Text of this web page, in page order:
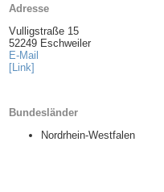
Adresse
Vulligstraße 15
52249 Eschweiler
E-Mail
[Link]
Bundesländer
Nordrhein-Westfalen